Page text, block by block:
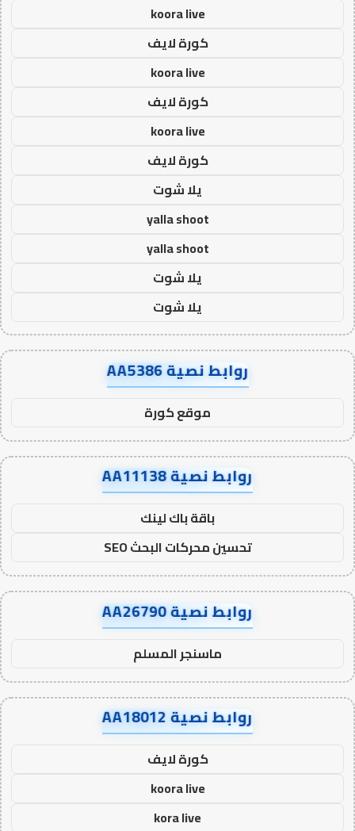
koora live
كورة لايف
koora live
كورة لايف
koora live
كورة لايف
يلا شوت
yalla shoot
yalla shoot
يلا شوت
يلا شوت
روابط نصية AA5386
موقع كورة
روابط نصية AA11138
باقة باك لينك
تحسين محركات البحث SEO
روابط نصية AA26790
ماسنجر المسلم
روابط نصية AA18012
كورة لايف
koora live
kora live